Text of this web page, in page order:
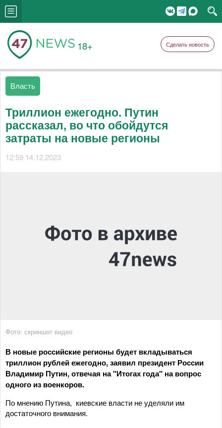
18+ Сделать новость
Власть
Триллион ежегодно. Путин
рассказал, во что обойдутся
затраты на новые регионы
12:59 14.12.2023
Фото: скриншот видео
В новые российские регионы будет вкладываться
триллион рублей ежегодно, заявил президент России
Владимир Путин, отвечая на "Итогах года" на вопрос
одного из военкоров.
По мнению Путина, киевские власти не уделяли им
достаточного внимания.